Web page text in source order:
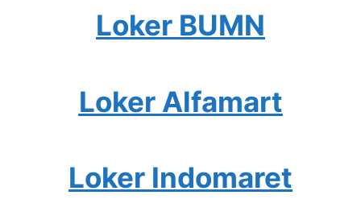
Loker BUMN
Loker Alfamart
Loker Indomaret